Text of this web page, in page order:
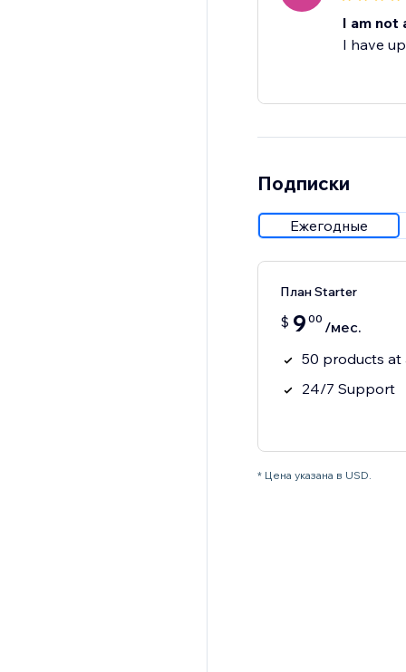
I am not
I have
Подписки
Ежегодные
План Starter
$ 9 00 /мес.
50 products at
24/7 Support
* Цена указана в USD.